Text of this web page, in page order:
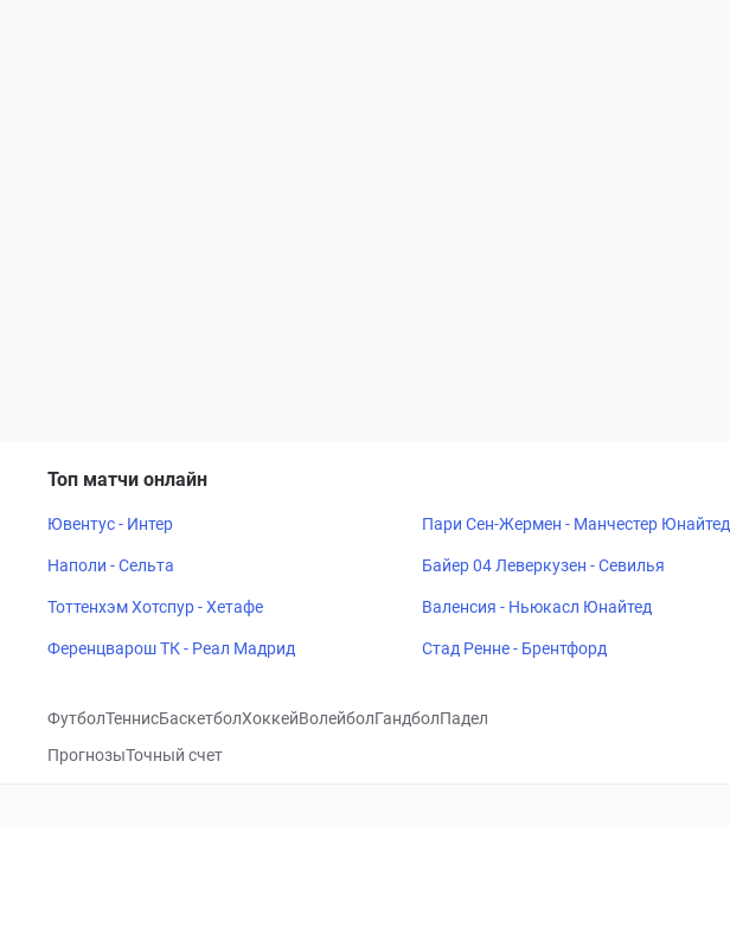
Топ матчи онлайн
Ювентус - Интер Пари Сен-Жермен - Манчестер Юнайтед
Наполи - Сельта Байер 04 Леверкузен - Севилья
Тоттенхэм Хотспур - Хетафе Валенсия - Ньюкасл Юнайтед
Ференцварош ТК - Реал Мадрид Стад Ренне - Брентфорд
ФутболТеннисБаскетболХоккейВолейболГандболПадел
ПрогнозыТочный счет